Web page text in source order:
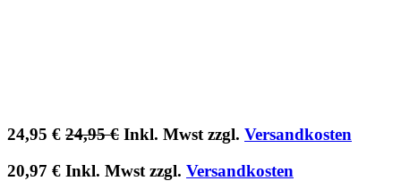
24,95 € 24,95€ Inkl. Mwst zzgl. Versandkosten
20,97 € Inkl. Mwst zzgl. Versandkosten